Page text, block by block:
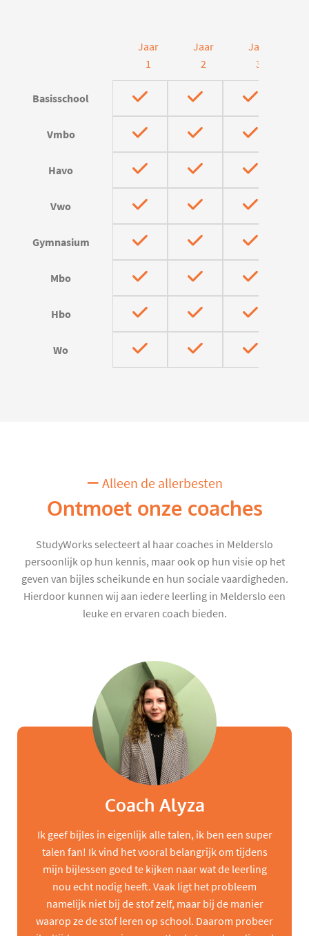
Jaar
1
Jaar
2
Jaar
3
Basisschool
Vmbo
Havo
Vwo
Gymnasium
Mbo
Hbo
Wo
Alleen de allerbesten
Ontmoet onze coaches
StudyWorks selecteert al haar coaches in Melderslo
persoonlijk op hun kennis, maar ook op hun visie op het
geven van bijles scheikunde en hun sociale vaardigheden.
Hierdoor kunnen wij aan iedere leerling in Melderslo een
leuke en ervaren coach bieden.
Coach Alyza
Ik geef bijles in eigenlijk alle talen, ik ben een super
talen fan! Ik vind het vooral belangrijk om tijdens
mijn bijlessen goed te kijken naar wat de leerling
nou echt nodig heeft. Vaak ligt het probleem
namelijk niet bij de stof zelf, maar bij de manier
waarop ze de stof leren op school. Daarom probeer